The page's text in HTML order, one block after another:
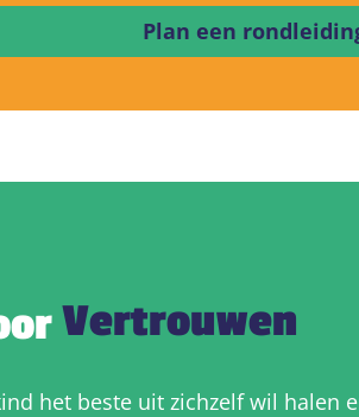
Plan een
Vertrouwen
het beste uit zichzelf wil halen